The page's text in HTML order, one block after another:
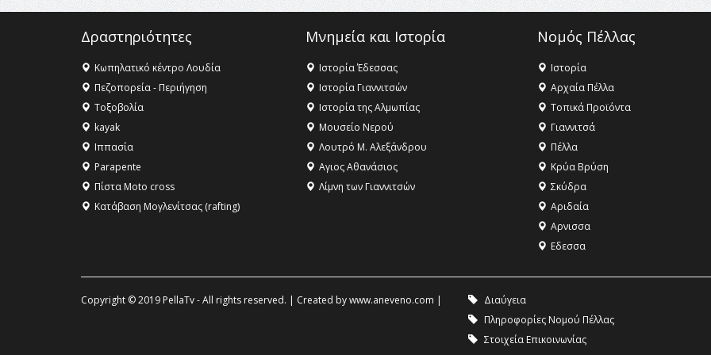
Δραστηριότητες
Κωπηλατικό κέντρο Λουδία
Πεζοπορεία - Περιήγηση
Τοξοβολία
kayak
Ιππασία
Parapente
Πίστα Moto cross
Κατάβαση Μογλενίτσας (rafting)
Μνημεία και Ιστορία
Ιστορία Έδεσσας
Ιστορία Γιαννιτσών
Ιστορία της Αλμωπίας
Μουσείο Νερού
Λουτρό Μ. Αλεξάνδρου
Αγιος Αθανάσιος
Λίμνη των Γιαννιτσών
Νομός Πέλλας
Ιστορία
Αρχαία Πέλλα
Τοπικά Προϊόντα
Γιαννιτσά
Πέλλα
Κρύα Βρύση
Σκύδρα
Αριδαία
Aρνισσα
Eδεσσα
Copyright © 2019 PellaTv - All rights reserved. | Created bywww.aneveno.com | Διαύγεια
Πληροφορίες Νομού Πέλλας
Στοιχεία Επικοινωνίας